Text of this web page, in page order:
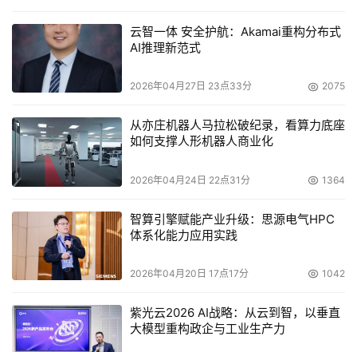
续开发迭代。基于能量或材料的数字孪生映射，实现从能效
实时导航优化，到材料质量的全过程跟踪与分析反馈。
（优也提供图片）
实时运营数字化ROD先进的赋能技术，对提升基础工业企业
产品与成本的竞争力起到关键作用，带来巨大成本节降和价
值提升空间。以优也经典的钢铁煤气、氧气实时导航系统为
云智一体 安全护航：Akamai重构分布式
AI推理新范式
2026年04月27日 23点33分 2075
从亦庄机器人马拉松破纪录，看算力底座
如何支撑人形机器人商业化
2026年04月24日 22点31分 1364
智算引擎赋能产业升级：思源电气HPC
体系化能力应用实践
2026年04月20日 17点17分 1042
紫光云2026 AI战略：从云到智，以垂直
大模型重构政企与工业生产力